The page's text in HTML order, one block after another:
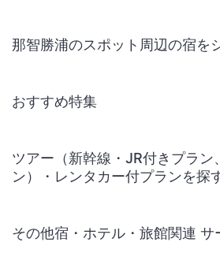
那智勝浦のスポット周辺の宿を
おすすめ特集
ツアー（新幹線・JR付きプラン
ン）・レンタカー付プランを探
その他宿・ホテル・旅館関連 サ